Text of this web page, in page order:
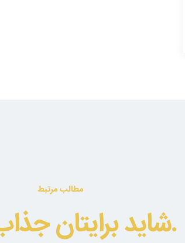
مطالب مرتبط
شاید برایتان